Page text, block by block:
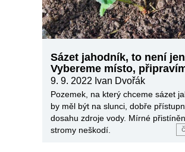
Sázet jahodník, to není
Vybereme místo,
půdu
9. 9. 2022 Ivan Dvořák
Pozemek, na který chceme sázet
by měl být na slunci, dobře
dosahu zdroje vody. Mírné
stromy neškodí.